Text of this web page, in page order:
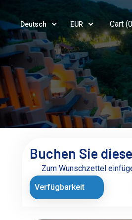
Deutsch EUR Cart (
Buchen Sie
Zum Wunschzettel
Verfügbarkeit